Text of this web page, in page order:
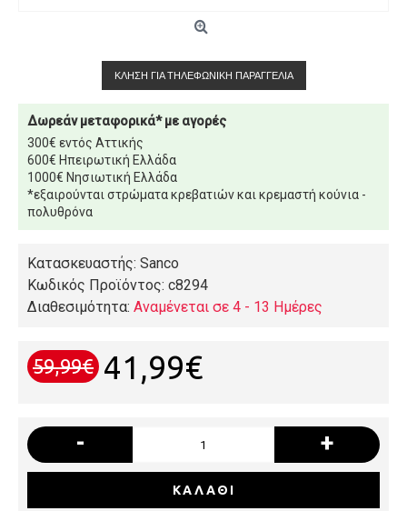
ΚΛΉΣΗ ΓΙΑ ΤΗΛΕΦΩΝΙΚΉ ΠΑΡΑΓΓΕΛΊΑ
Δωρεάν μεταφορικά* με αγορές
300€ εντός Αττικής
600€ Ηπειρωτική Ελλάδα
1000€ Νησιωτική Ελλάδα
*εξαιρούνται στρώματα κρεβατιών και κρεμαστή κούνια -
πολυθρόνα
Κατασκευαστής: Sanco
Κωδικός Προϊόντος: c8294
Διαθεσιμότητα: Αναμένεται σε 4 - 13 Ημέρες
59,99€ 41,99€
- +
ΚΑΛΆΘΙ